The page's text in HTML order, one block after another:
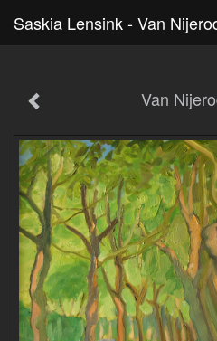
Saskia Lensink - Van
Van